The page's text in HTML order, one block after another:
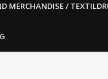
MERCHANDISE /